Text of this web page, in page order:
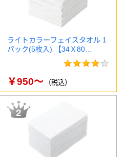
ライトカラーフェイスタオル 1
パック(5枚入) 【34Ｘ80…
￥950～ （税込）